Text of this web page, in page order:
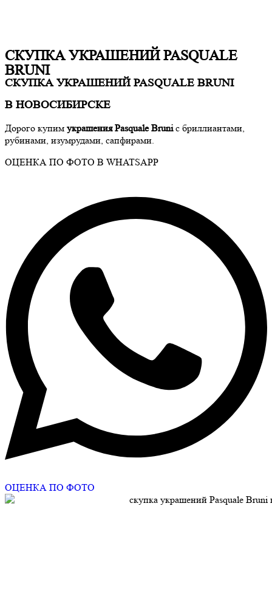
СКУПКА УКРАШЕНИЙ PASQUALE
BRUNI
СКУПКА УКРАШЕНИЙ PASQUALE BRUNI
В НОВОСИБИРСКЕ
Дорого купим украшенияPasquale Bruniс бриллиантами,
рубинами, изумрудами, сапфирами.
ОЦЕНКА ПО ФОТО В WHATSAPP
ОЦЕНКА ПО ФОТО